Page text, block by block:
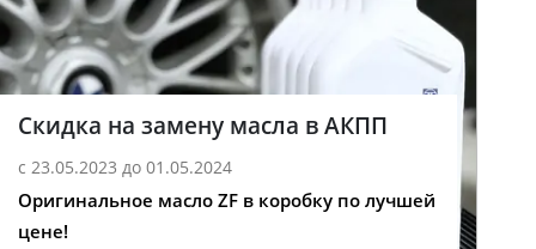
Скидка на замену масла в АКПП
с 23.05.2023 до 01.05.2024
Оригинальное масло ZF в коробку по лучшей
цене!